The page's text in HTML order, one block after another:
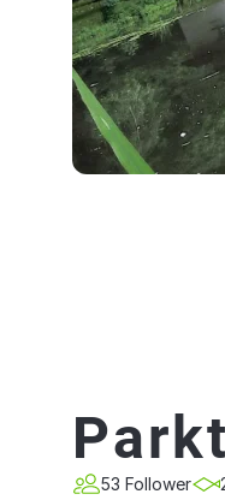
53 Follower